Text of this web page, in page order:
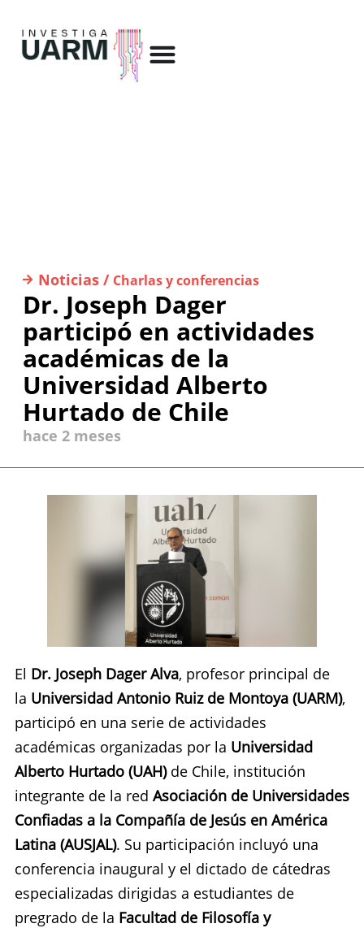
Noticias / Charlas y conferencias
Dr. Joseph Dager
participó en actividades
académicas de la
Universidad Alberto
Hurtado de Chile
hace 2 meses
El Dr. Joseph Dager Alva, profesor principal de
la Universidad Antonio Ruiz de Montoya (UARM),
participó en una serie de actividades
académicas organizadas por la Universidad
Alberto Hurtado (UAH)de Chile, institución
integrante de la red Asociación de Universidades
Confiadas a la Compañía de Jesús en América
Latina (AUSJAL). Su participación incluyó una
conferencia inaugural y el dictado de cátedras
especializadas dirigidas a estudiantes de
pregrado de la Facultad de Filosofía y